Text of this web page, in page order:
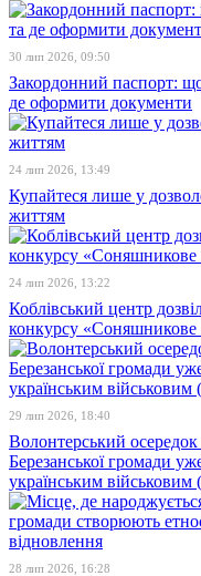
30 лип 2026, 09:50
Закордонний паспорт:
де оформити документи
24 лип 2026, 13:49
Купайтеся лише у
життям
24 лип 2026, 13:22
Коблівський центр
конкурсу «Соняшникове
29 лип 2026, 18:40
Волонтерський
Березанської громади
українським військовим
28 лип 2026, 16:28